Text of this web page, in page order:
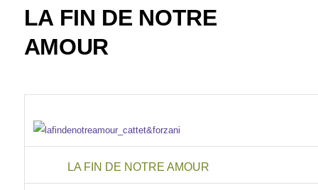
LA FIN DE NOTRE
AMOUR
LA FIN DE NOTRE AMOUR